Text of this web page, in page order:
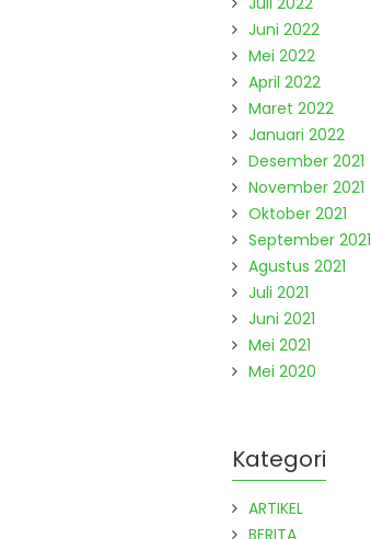
Juni 2022
Mei 2022
April 2022
Maret 2022
Januari 2022
Desember 2021
November 2021
Oktober 2021
September 2021
Agustus 2021
Juli 2021
Juni 2021
Mei 2021
Mei 2020
Kategori
ARTIKEL
BERITA